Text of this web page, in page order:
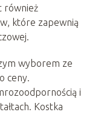
również
które zapewnią
wyborem ze
ceny.
i
Kostka